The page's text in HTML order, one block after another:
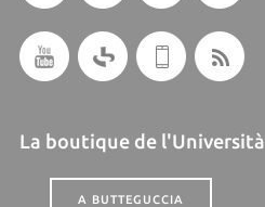
La boutique de l'Università
A BUTTEGUCCIA